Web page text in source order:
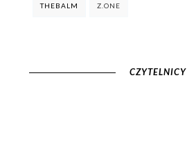
THEBALM Z.ONE
CZYTELNICY